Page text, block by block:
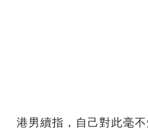
港男續指，自己對此毫